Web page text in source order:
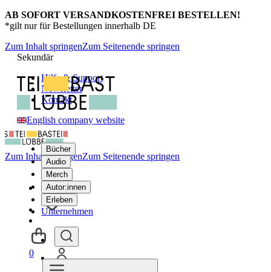
AB SOFORT VERSANDKOSTENFREI BESTELLEN!
*gilt nur für Bestellungen innerhalb DE
Zum Inhalt springenZum Seitenende springen
Sekundär
Hilfe & Support
Newsletter
Kontakt
English company website
Bücher
Audio
Merch
Autor:innen
Erleben
Unternehmen
Zum Inhalt springenZum Seitenende springen
0